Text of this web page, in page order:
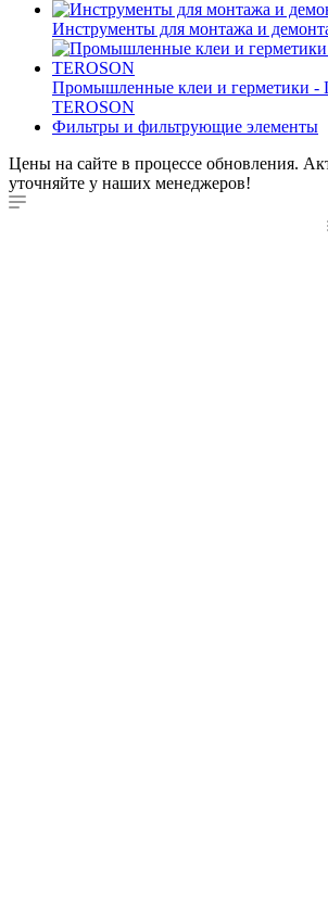
Инструменты для монтажа и
Промышленные клеи и герметики -
TEROSON
Фильтры и фильтрующие элементы
Цены на сайте в процессе обновления.
уточняйте у наших менеджеров!